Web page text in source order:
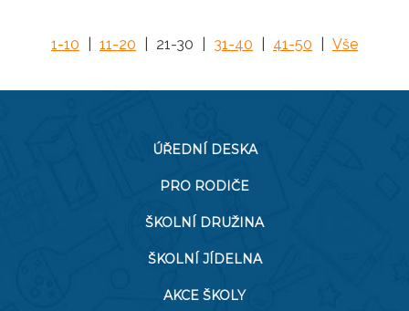
1-10 11-20 21-30 31-40 41-50 Vše
ÚŘEDNÍ DESKA
PRO RODIČE
ŠKOLNÍ DRUŽINA
ŠKOLNÍ JÍDELNA
AKCE ŠKOLY